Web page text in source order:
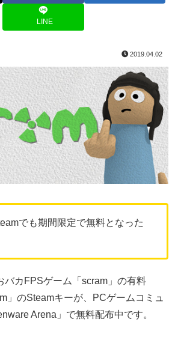
LINE
2019.04.02
でも期間限定で無料となった
バカFPSゲーム「scram」の有料
」のSteamキーが、PCゲームコミュ
Arena」で無料配布中です。